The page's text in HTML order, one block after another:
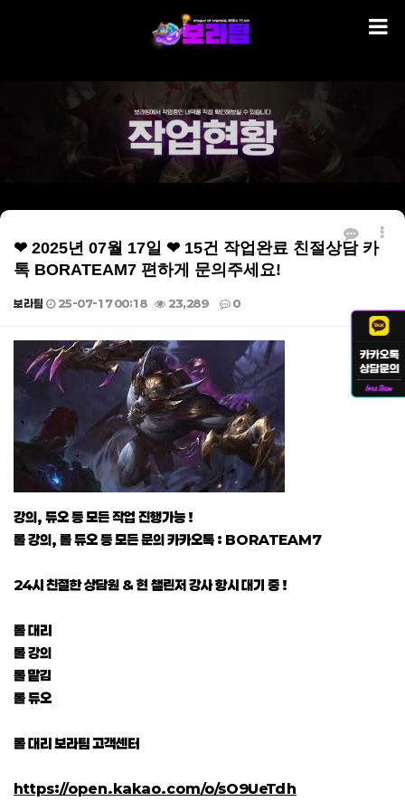
❤ 2025년 07월 17일 ❤ 15건 작업완료 친절상담 카
톡 BORATEAM7 편하게 문의주세요!
보라팀 25-07-17 00:18 23,289 0
강의, 듀오 등 모든 작업 진행가능 !
롤 강의, 롤 듀오 등 모든 문의 카카오톡 : BORATEAM7
24시 친절한 상담원 & 현 챌린저 강사 항시 대기 중 !
롤 대리
롤 강의
롤 맡김
롤 듀오
롤 대리 보라팀 고객센터
https://open.kakao.com/o/sO9UeTdh